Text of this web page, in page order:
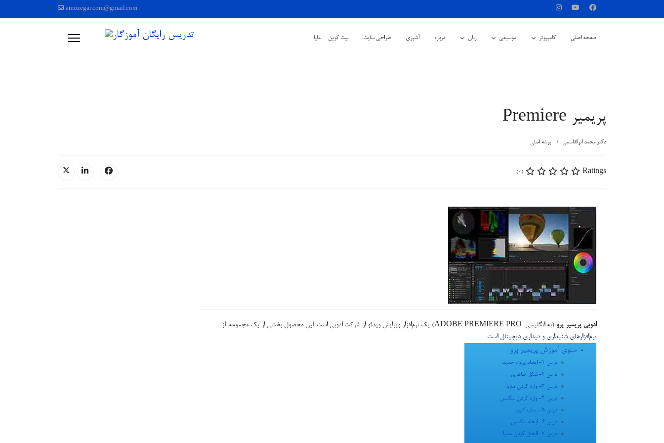
amozegar.com@gmail.com
صفحه اصلی کامپیوتر موسیقی زبان درباره آشپزی طراحی سایت بیت کوین مایا
پریمیر Premiere
دکتر محمد ابوالقاسمی پوشه اصلی
Ratings
(0)
ادوبی پریمیر پرو
(به انگلیسی: ADOBE PREMIERE PRO) یک نرم‌افزار ویرایش ویدئو از شرکت ادوبی است. این محصول بخشی از یک مجموعه، از
نرم‌افزارهای شنیداری و دیداری دیجیتال است.
منوی آموزش پریمیر پرو
درس 1- ایجاد پروژه جدید
درس 2- شکل ظاهری
درس 3- وارد كردن مدیا
درس 4- وارد كردن سکانس
درس 5 - ساب کلیپ
درس 6- ایجاد سکانس
درس 7- الحاق کردن مدیا